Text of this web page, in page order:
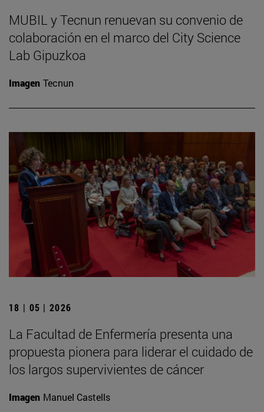
MUBIL y Tecnun renuevan su convenio de
colaboración en el marco del City Science
Lab Gipuzkoa
Imagen Tecnun
18 | 05 | 2026
La Facultad de Enfermería presenta una
propuesta pionera para liderar el cuidado de
los largos supervivientes de cáncer
Imagen Manuel Castells